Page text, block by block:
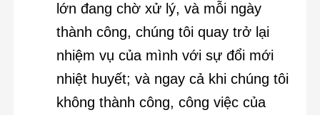
lớn đang chờ xử lý, và mỗi ngày
thành công, chúng tôi quay trở lại
nhiệm vụ của mình với sự đổi mới
nhiệt huyết; và ngay cả khi chúng tôi
không thành công, công việc của